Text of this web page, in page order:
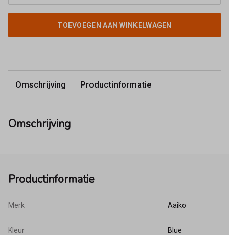
TOEVOEGEN AAN WINKELWAGEN
Omschrijving Productinformatie
Omschrijving
Productinformatie
Merk Aaiko
Kleur Blue